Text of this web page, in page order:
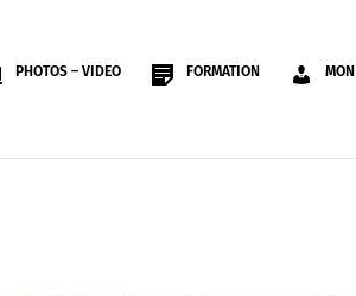
PHOTOS – VIDEO FORMATION